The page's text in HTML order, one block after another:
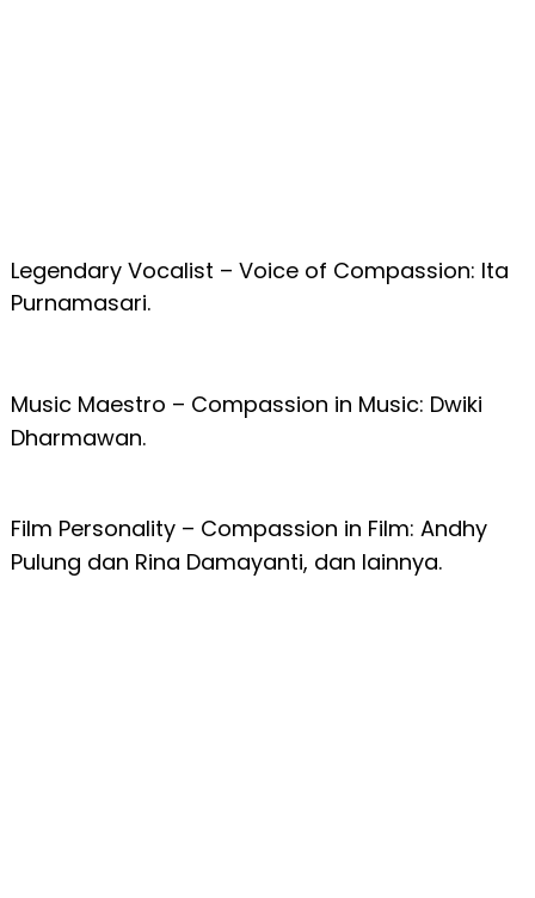
Legendary Vocalist – Voice of Compassion: Ita
Purnamasari.
Music Maestro – Compassion in Music: Dwiki
Dharmawan.
Film Personality – Compassion in Film: Andhy
Pulung dan Rina Damayanti, dan lainnya.